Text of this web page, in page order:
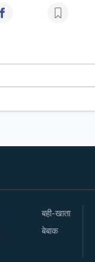
बही-खाता
बेबाक